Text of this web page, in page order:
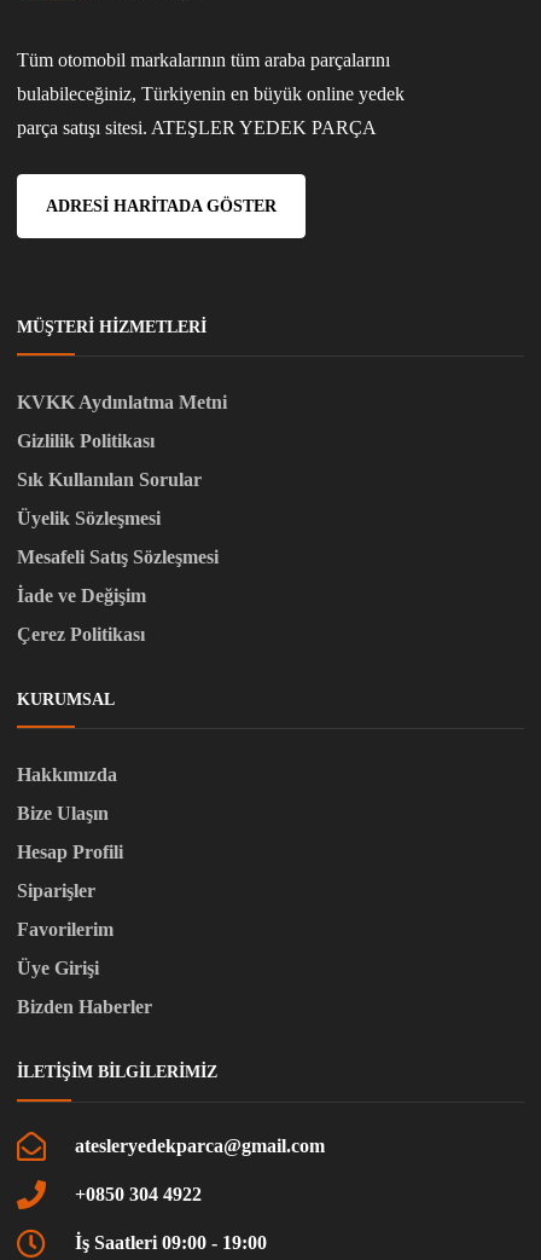
Tüm otomobil markalarının tüm araba parçalarını
bulabileceğiniz, Türkiyenin en büyük online yedek
parça satışı sitesi. ATEŞLER YEDEK PARÇA
ADRESI HARITADA GÖSTER
MÜŞTERI HIZMETLERI
KVKK Aydınlatma Metni
Gizlilik Politikası
Sık Kullanılan Sorular
Üyelik Sözleşmesi
Mesafeli Satış Sözleşmesi
İade ve Değişim
Çerez Politikası
KURUMSAL
Hakkımızda
Bize Ulaşın
Hesap Profili
Siparişler
Favorilerim
Üye Girişi
Bizden Haberler
İLETIŞIM BILGILERIMIZ
atesleryedekparca@gmail.com
+0850 304 4922
İş Saatleri 09:00 - 19:00